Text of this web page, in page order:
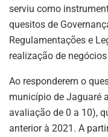
serviu como
quesitos de
Regulamentações e
realização de
Ao responderem o
município de Jaguaré
avaliação de 0 a 10),
anterior à 2021. A